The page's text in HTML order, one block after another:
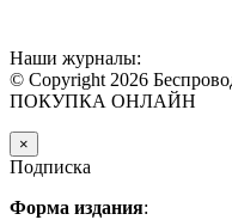
Наши журналы:
© Copyright 2026
ПОКУПКА ОНЛАЙН
×
Подписка
Форма издания: